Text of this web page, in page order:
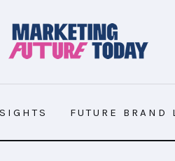
FUTURE BRAND